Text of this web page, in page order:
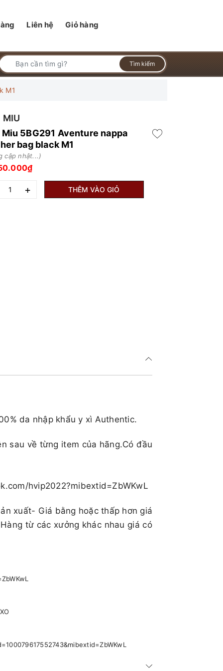
Liên hệ Giỏ hàng
Tìm kiếm
M1
MIU
5BG291 Aventure nappa
bag black M1
cập nhật...)
+ THÊM VÀO GIỎ
da nhập khẩu y xì Authentic.
sau về từng item của hãng.Có đầu
hvip2022?mibextid=ZbWKwL
xuất- Giá bằng hoặc thấp hơn giá
từ các xưởng khác nhau giá có